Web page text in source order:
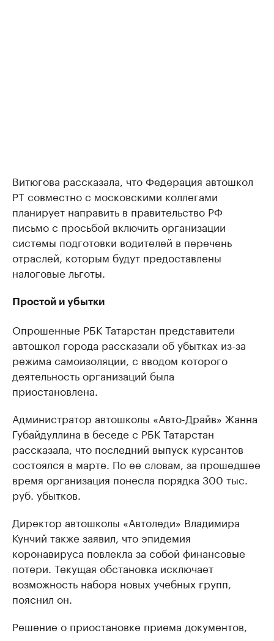
Витюгова рассказала, что Федерация автошкол
РТ совместно с московскими коллегами
планирует направить в правительство РФ
письмо с просьбой включить организации
системы подготовки водителей в перечень
отраслей, которым будут предоставлены
налоговые льготы.
Простой и убытки
Опрошенные РБК Татарстан представители
автошкол города рассказали об убытках из-за
режима самоизоляции, с вводом которого
деятельность организаций была
приостановлена.
Администратор автошколы «Авто-Драйв» Жанна
Губайдуллина в беседе с РБК Татарстан
рассказала, что последний выпуск курсантов
состоялся в марте. По ее словам, за прошедшее
время организация понесла порядка 300 тыс.
руб. убытков.
Директор автошколы «Автоледи» Владимира
Кунчий также заявил, что эпидемия
коронавируса повлекла за собой финансовые
потери. Текущая обстановка исключает
возможность набора новых учебных групп,
пояснил он.
Решение о приостановке приема документов,